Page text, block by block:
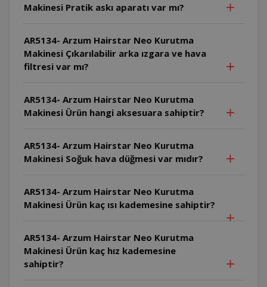
Makinesi Pratik askı aparatı var mı?
AR5134- Arzum Hairstar Neo Kurutma
Makinesi Çıkarılabilir arka ızgara ve hava
filtresi var mı?
AR5134- Arzum Hairstar Neo Kurutma
Makinesi Ürün hangi aksesuara sahiptir?
AR5134- Arzum Hairstar Neo Kurutma
Makinesi Soğuk hava düğmesi var mıdır?
AR5134- Arzum Hairstar Neo Kurutma
Makinesi Ürün kaç ısı kademesine sahiptir?
AR5134- Arzum Hairstar Neo Kurutma
Makinesi Ürün kaç hız kademesine
sahiptir?